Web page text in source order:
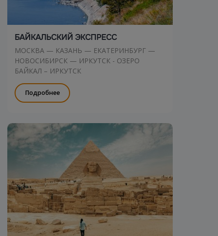
БАЙКАЛЬСКИЙ ЭКСПРЕСС
МОСКВА — КАЗАНЬ — ЕКАТЕРИНБУРГ —
НОВОСИБИРСК — ИРКУТСК - ОЗЕРО
БАЙКАЛ – ИРКУТСК
Подробнее